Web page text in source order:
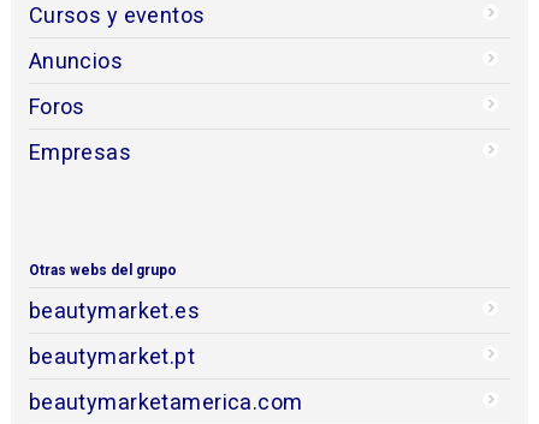
Cursos y eventos
Anuncios
Foros
Empresas
Otras webs del grupo
beautymarket.es
beautymarket.pt
beautymarketamerica.com